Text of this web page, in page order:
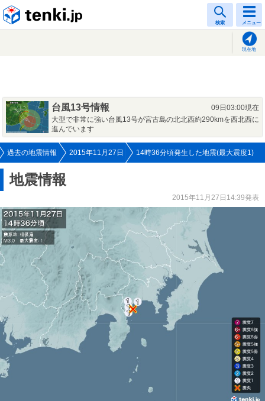
検索 メニュー
現在地
台風13号情報
09日03:00現在
大型で非常に強い台風13号が宮古島の北北西約290kmを西北西に
進んでいます
過去の地震情報 2015年11月27日 14時36分頃発生した地震(最大震度1)
地震情報
2015年11月27日14:39発表